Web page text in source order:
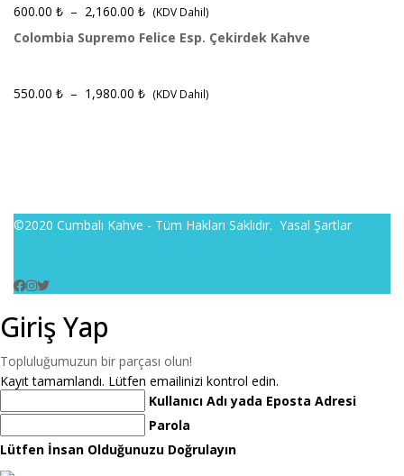
600.00 ₺ – 2,160.00 ₺ (KDV Dahil)
Colombia Supremo Felice Esp. Çekirdek Kahve
550.00 ₺ – 1,980.00 ₺ (KDV Dahil)
©2020 Cumbalı Kahve - Tüm Hakları Saklıdır. Yasal Şartlar
Giriş Yap
Topluluğumuzun bir parçası olun!
Kayıt tamamlandı. Lütfen emailinizi kontrol edin.
Kullanıcı Adı yada Eposta Adresi
Parola
Lütfen İnsan Olduğunuzu Doğrulayın